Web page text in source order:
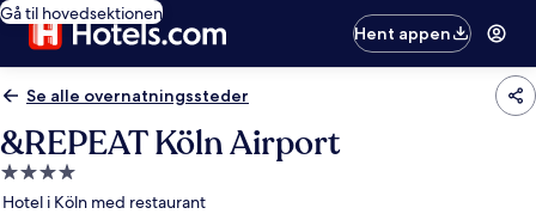
Gå til hovedsektionen
Hent appen
Se alle overnatningssteder
&REPEAT Köln Airport
4.0-
stjernet
Hotel i Köln med restaurant